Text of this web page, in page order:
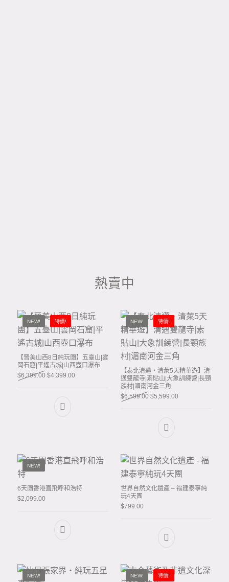
熱賣中
NEW! 特價!
【晉美山西8日純玩團】五臺山|雲
岡石窟|平遙古城|山西壺口瀑布
$6,399.00 Original price was: $6,399.00.
$4,399.00Current price is: $4,399.00.
NEW! 特價!
【泰北清邁‧清萊5天精華遊】清
邁雙龍寺|素貼山|大象訓練營|長頸
族村|湄南河金三角
$6,599.00 Original price was:
$5,599.00
NEW!
6天團香港直飛呼和浩特
$2,099.00
世界自然文化遺產 – 福建泰寧純
玩4天團
$799.00
NEW! NEW! 特價!